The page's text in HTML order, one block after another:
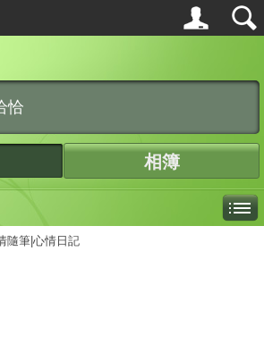
恰
相簿
隨筆|心情日記